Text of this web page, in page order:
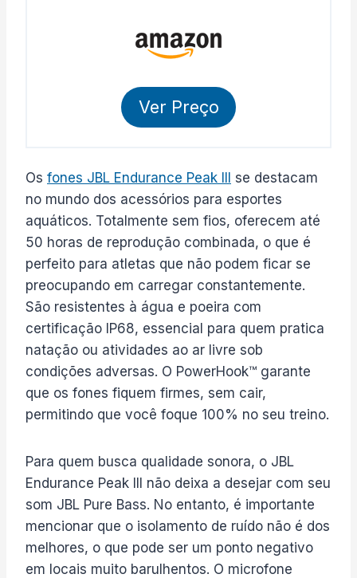
Ver Preço
Os fones JBL Endurance Peak III se destacam
no mundo dos acessórios para esportes
aquáticos. Totalmente sem fios, oferecem até
50 horas de reprodução combinada, o que é
perfeito para atletas que não podem ficar se
preocupando em carregar constantemente.
São resistentes à água e poeira com
certificação IP68, essencial para quem pratica
natação ou atividades ao ar livre sob
condições adversas. O PowerHook™ garante
que os fones fiquem firmes, sem cair,
permitindo que você foque 100% no seu treino.
Para quem busca qualidade sonora, o JBL
Endurance Peak III não deixa a desejar com seu
som JBL Pure Bass. No entanto, é importante
mencionar que o isolamento de ruído não é dos
melhores, o que pode ser um ponto negativo
em locais muito barulhentos. O microfone